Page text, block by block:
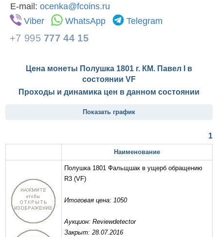
E-mail: ocenka@fcoins.ru
Viber
WhatsApp Telegram
+7 995 777 44 15
Цена монеты Полушка 1801 г. КМ. Павел I в
состоянии VF
Проходы и динамика цен в данном состоянии
Показать график
1
Наименование
Полушка 1801 Фальщшак в ущерб обращению
R3 (VF)
Итоговая цена: 1050
Аукцион: Reviewdetector
Закрыт: 28.07.2016